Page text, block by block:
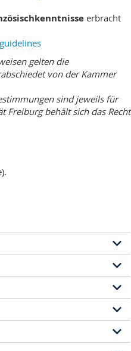
soziale
Sie verfügen
Berufsfeldern zur
die Lehrtätigkeit an
Studium
der Öffentlichkeitsarbeit
in NGOs, vor allem aber
historischen
einer Tätigkeit an
Die Universität Freiburg
erbracht
gelten die
von der Kammer
sind jeweils für
Freiburg behält sich das Recht